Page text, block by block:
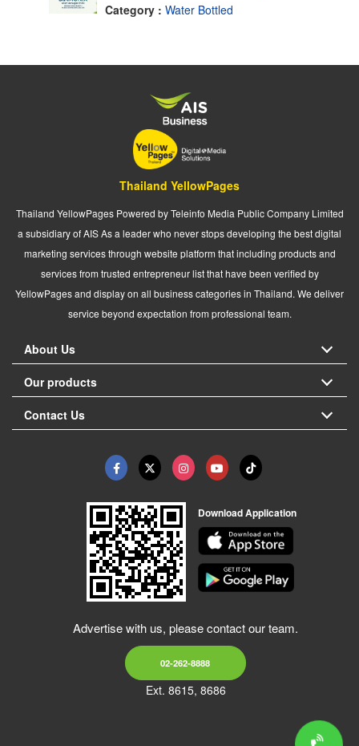
Category : Water Bottled
Thailand YellowPages
Thailand YellowPages Powered by Teleinfo Media Public Company Limited
a subsidiary of AIS As a leader who never stops developing the best digital
marketing services through website platform that including products and
services from trusted entrepreneur list that have been verified by
YellowPages and display on all business categories in Thailand. We deliver
service beyond expectation from professional team.
About Us
Our products
Contact Us
Download Application
Advertise with us, please contact our team.
02-262-8888
Ext. 8615, 8686